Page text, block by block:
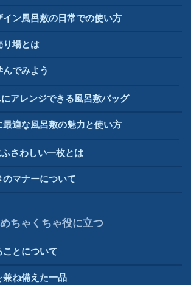
ン風呂敷の日常での使い方
り場とは
でみよう
アレンジできる風呂敷バッグ
適な風呂敷の魅力と使い方
さわしい一枚とは
マナーについて
ちゃくちゃ役に立つ
とについて
ね備えた一品